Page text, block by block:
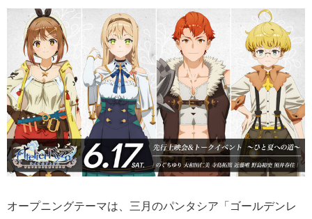
オープニングテーマは、三月のパンタシア「ゴールデンレ